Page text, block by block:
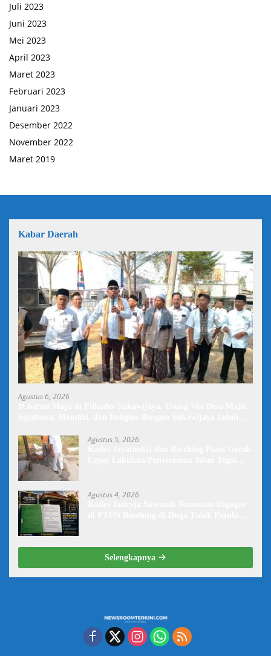
Juli 2023
Juni 2023
Mei 2023
April 2023
Maret 2023
Februari 2023
Januari 2023
Desember 2022
November 2022
Maret 2019
Kabar Daerah
Agustus 6, 2026
Agustus 5, 2026
Agustus 4, 2026
Selengkapnya